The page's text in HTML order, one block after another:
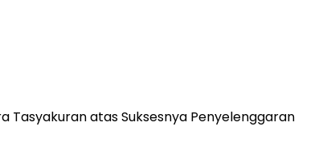
atas Suksesnya Penyelenggaran